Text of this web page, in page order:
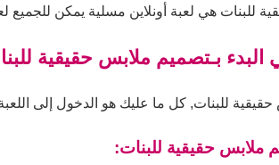
للبنات هي لعبة أونلاين مسلية يمكن للجميع
البدء بـتصميم ملابس حقيقية
للبنات, كل ما عليك هو الدخول إلى
حقيقية للبنات: